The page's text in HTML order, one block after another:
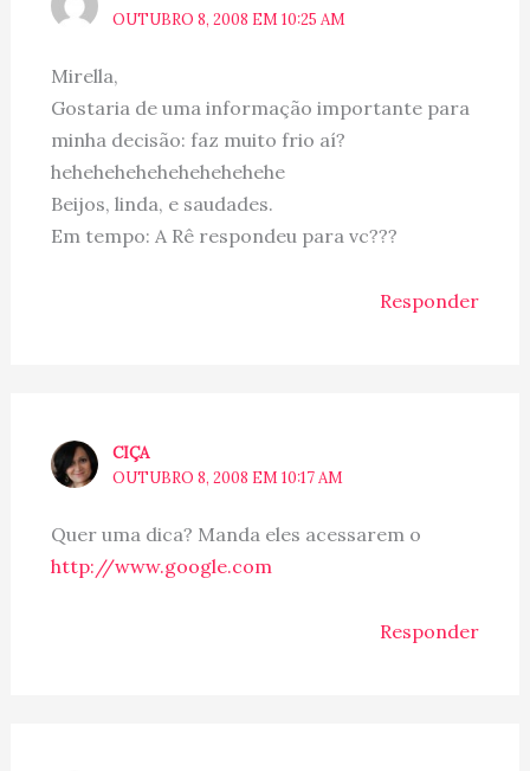
OUTUBRO 8, 2008 EM 10:25 AM
Mirella,
Gostaria de uma informação importante para
minha decisão: faz muito frio aí?
hehehehehehehehehehehe
Beijos, linda, e saudades.
Em tempo: A Rê respondeu para vc???
Responder
CIÇA
OUTUBRO 8, 2008 EM 10:17 AM
Quer uma dica? Manda eles acessarem o
http://www.google.com
Responder